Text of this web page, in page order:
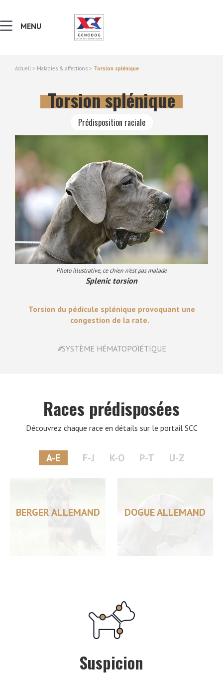
NOTIONS DE GÉNÉTIQUE
RECHERCHER UNE RACE
LEXIQUE
VERS LE SITE SCC.ASSO.FR
MENU
Accueil > Maladies & affections > Torsion splénique
Torsion splénique
Prédisposition raciale
Photo illustrative, ce chien n’est pas malade
Splenic torsion
Torsion du pédicule splénique provoquant une
congestion de la rate.
#SYSTÈME HÉMATOPOÏÉTIQUE
Races prédisposées
Découvrez chaque race en détails sur le portail SCC
A-E F-J K-O P-T U-Z
BERGER ALLEMAND DOGUE ALLEMAND
Suspicion